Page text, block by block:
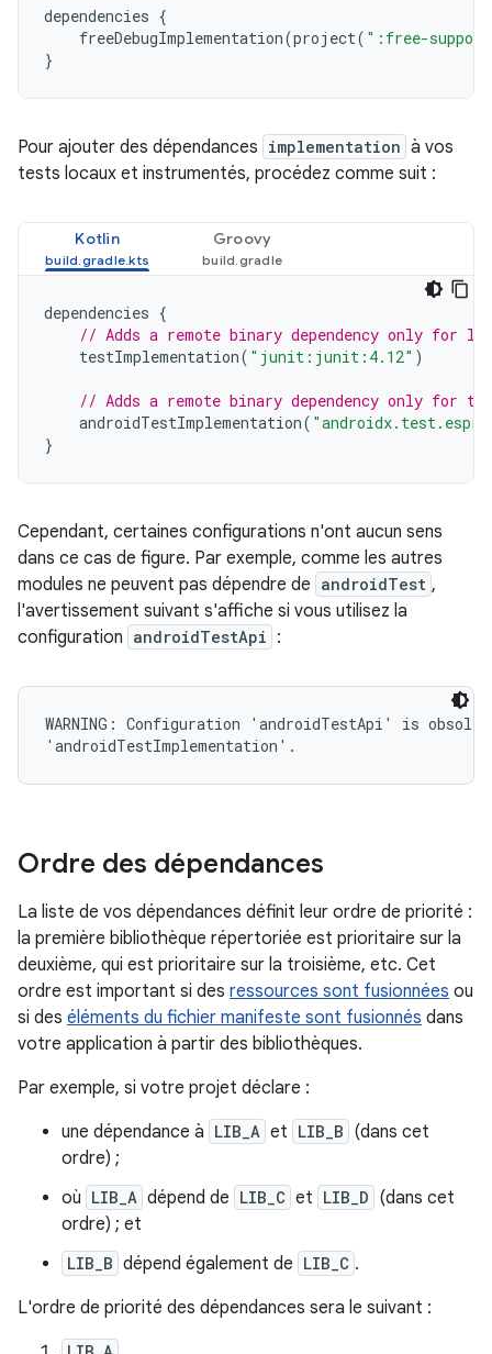
dependencies {
freeDebugImplementation(project( ":free-
}
Pour ajouter des dépendances implementation à vos
tests locaux et instrumentés, procédez comme suit :
Kotlin Groovy
dependencies {
// Adds a remote binary dependency only for
testImplementation( "junit:junit:4.12" )
// Adds a remote binary dependency only for
androidTestImplementation(
}
Cependant, certaines configurations n'ont aucun sens
dans ce cas de figure. Par exemple, comme les autres
modules ne peuvent pas dépendre de androidTest ,
l'avertissement suivant s'affiche si vous utilisez la
configuration androidTestApi :
WARNING: Configuration 'androidTestApi' is
Ordre des dépendances
La liste de vos dépendances définit leur ordre de priorité :
la première bibliothèque répertoriée est prioritaire sur la
deuxième, qui est prioritaire sur la troisième, etc. Cet
ordre est important si des ressources sont fusionnées ou
si des éléments du fichier manifeste sont fusionnés dans
votre application à partir des bibliothèques.
Par exemple, si votre projet déclare :
une dépendance à LIB_A et LIB_B (dans cet
ordre) ;
où LIB_A dépend de LIB_C et LIB_D (dans cet
ordre) ; et
LIB_B dépend également de LIB_C .
L'ordre de priorité des dépendances sera le suivant :